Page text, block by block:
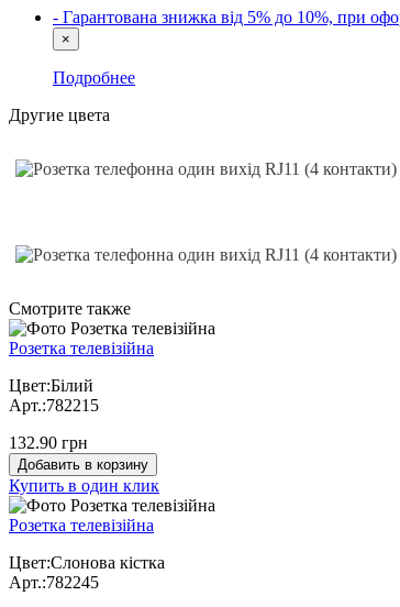
- Гарантована знижка від 5% до 10%, при
×
Подробнее
Другие цвета
Cмотрите также
Розетка телевізійна
Цвет:Білий
Арт.:782215
132.90 грн
Добавить в корзину
Купить в один клик
Розетка телевізійна
Цвет:Слонова кістка
Арт.:782245